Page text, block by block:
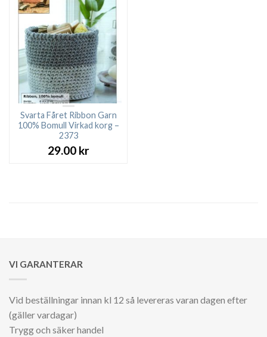
Svarta Fåret Ribbon Garn
100% Bomull Virkad korg –
2373
29.00 kr
VI GARANTERAR
Vid beställningar innan kl 12 så levereras varan dagen efter
(gäller vardagar)
Trygg och säker handel